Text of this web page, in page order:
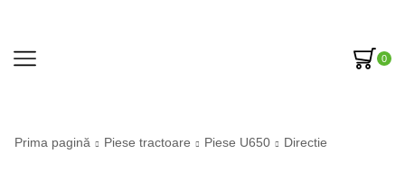
0
Prima pagină Piese tractoare Piese U650 Directie